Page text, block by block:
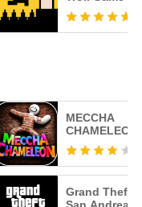
MECCHA
CHAMELEON
Grand Theft